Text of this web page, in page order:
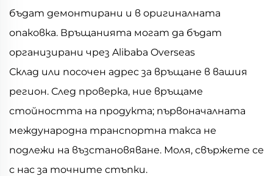
бъдат демонтирани и в оригиналната
опаковка. Връщанията могат да бъдат
организирани чрез Alibaba Overseas
Склад или посочен адрес за връщане в вашия
регион. След проверка, ние връщаме
стойността на продукта; първоначалната
международна транспортна такса не
подлежи на възстановяване. Моля, свържете се
с нас за точните стъпки.